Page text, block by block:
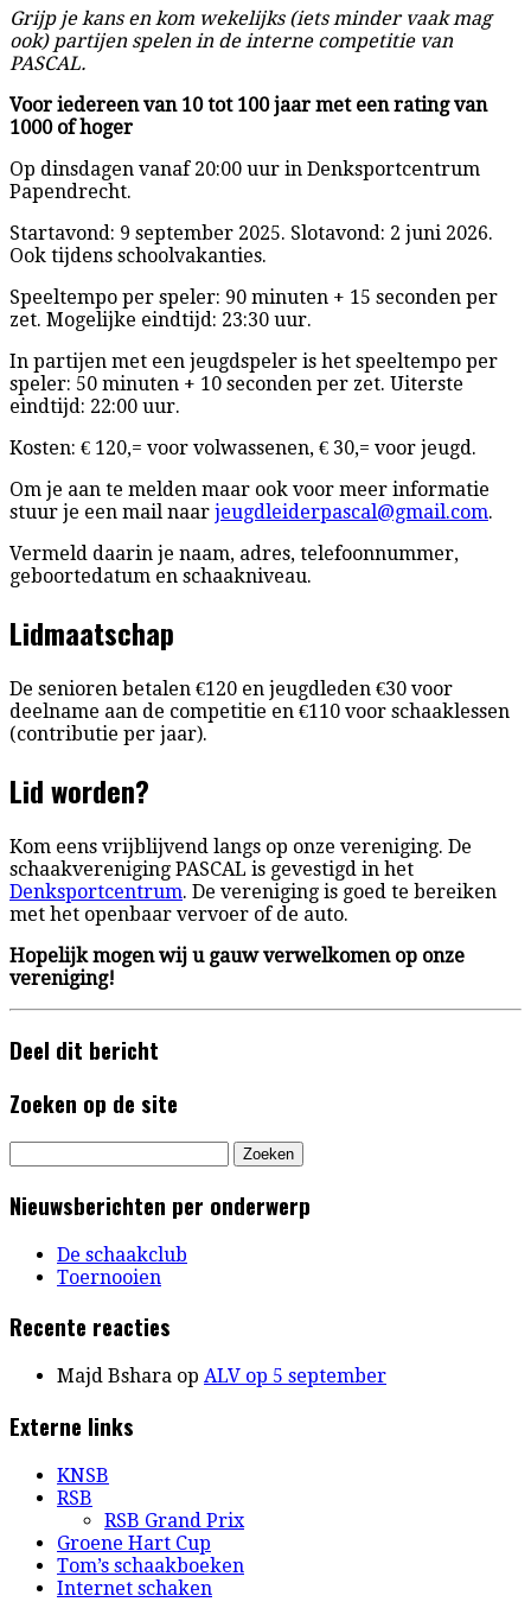
Grijp je kans en kom wekelijks (iets minder vaak mag
ook) partijen spelen in de interne competitie van
PASCAL.
Voor iedereen van 10 tot 100 jaar met een rating van
1000 of hoger
Op dinsdagen vanaf 20:00 uur in Denksportcentrum
Papendrecht.
Startavond: 9 september 2025. Slotavond: 2 juni 2026.
Ook tijdens schoolvakanties.
Speeltempo per speler: 90 minuten + 15 seconden per
zet. Mogelijke eindtijd: 23:30 uur.
In partijen met een jeugdspeler is het speeltempo per
speler: 50 minuten + 10 seconden per zet. Uiterste
eindtijd: 22:00 uur.
Kosten: € 120,= voor volwassenen, € 30,= voor jeugd.
Om je aan te melden maar ook voor meer informatie
stuur je een mail naar jeugdleiderpascal@gmail.com.
Vermeld daarin je naam, adres, telefoonnummer,
geboortedatum en schaakniveau.
Lidmaatschap
De senioren betalen €120 en jeugdleden €30 voor
deelname aan de competitie en €110 voor schaaklessen
(contributie per jaar).
Lid worden?
Kom eens vrijblijvend langs op onze vereniging. De
schaakvereniging PASCAL is gevestigd in het
Denksportcentrum. De vereniging is goed te bereiken
met het openbaar vervoer of de auto.
Hopelijk mogen wij u gauw verwelkomen op onze
vereniging!
Deel dit bericht
Zoeken op de site
Nieuwsberichten per onderwerp
De schaakclub
Toernooien
Recente reacties
Majd Bshara op ALV op 5 september
Externe links
KNSB
RSB
RSB Grand Prix
Groene Hart Cup
Tom’s schaakboeken
Internet schaken